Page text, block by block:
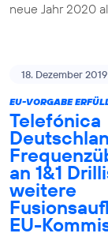
neue Jahr 2020
18. Dezember 2019
EU-VORGABE
Telefónica
an 1&1
weitere
EU-